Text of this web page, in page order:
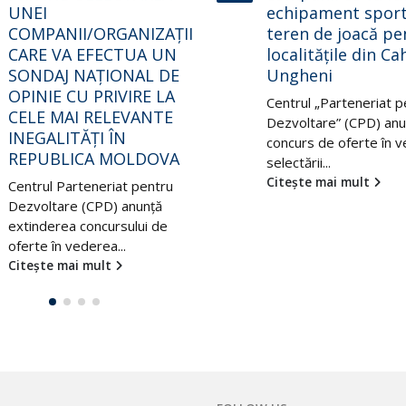
echipament sportiv și
teren de joacă pentru
localitățile din Cahul și
Ungheni
Centrul „Parteneriat pentru
Dezvoltare” (CPD) anunță
concurs de oferte în vederea
selectării...
Citește mai mult
pentru Modulul I
“Liderism Politic”
cadrul proiectului
“Pledoaria
civile pentru
incluzive şi
Republica
conforme
recomandărilor